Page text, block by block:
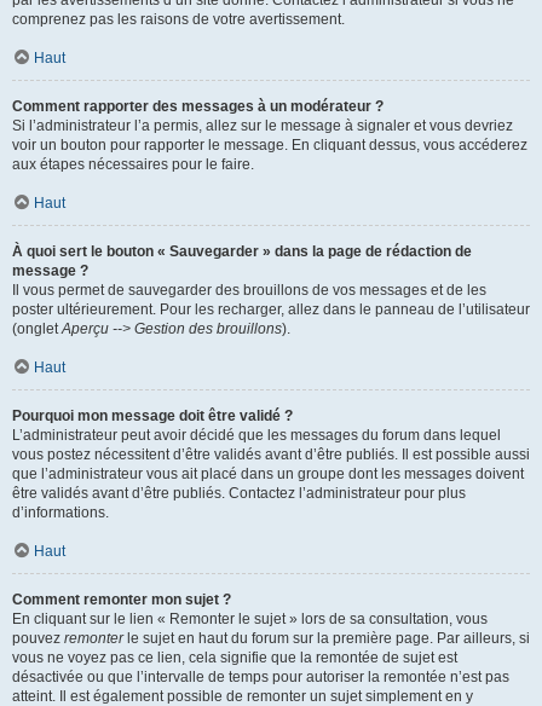
comprenez pas les raisons de votre avertissement.
Haut
Comment rapporter des messages à un modérateur ?
Si l’administrateur l’a permis, allez sur le message à signaler et vous devriez
voir un bouton pour rapporter le message. En cliquant dessus, vous accéderez
aux étapes nécessaires pour le faire.
Haut
À quoi sert le bouton « Sauvegarder » dans la page de rédaction de
message ?
Il vous permet de sauvegarder des brouillons de vos messages et de les
poster ultérieurement. Pour les recharger, allez dans le panneau de l’utilisateur
(ongletAperçu --> Gestion des brouillons).
Haut
Pourquoi mon message doit être validé ?
L’administrateur peut avoir décidé que les messages du forum dans lequel
vous postez nécessitent d’être validés avant d’être publiés. Il est possible aussi
que l’administrateur vous ait placé dans un groupe dont les messages doivent
être validés avant d’être publiés. Contactez l’administrateur pour plus
d’informations.
Haut
Comment remonter mon sujet ?
En cliquant sur le lien « Remonter le sujet » lors de sa consultation, vous
pouvez remonterle sujet en haut du forum sur la première page. Par ailleurs, si
vous ne voyez pas ce lien, cela signifie que la remontée de sujet est
désactivée ou que l’intervalle de temps pour autoriser la remontée n’est pas
atteint. Il est également possible de remonter un sujet simplement en y